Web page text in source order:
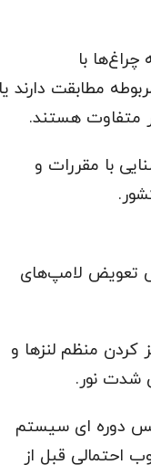
چراغ‌ها با
مطابقت دارند
متفاوت هستند.
با مقررات و
تعویض لامپ‌های
کردن منظم لنزها و
شدت نور.
دوره ای سیستم
احتمالی قبل از